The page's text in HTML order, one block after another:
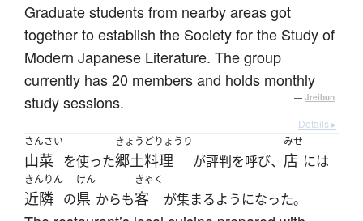
Graduate students from nearby areas got
together to establish the Society for the Study of
Modern Japanese Literature. The group
currently has 20 members and holds monthly
study sessions.
— Jreibun
Details ▸
さんさい
山菜 を使った
きょうどりょうり
郷土料理 が評判を呼び、
みせ
店 には
きんりん
近隣 の
けん
県 からも
きゃく
客 が集まるようになった。